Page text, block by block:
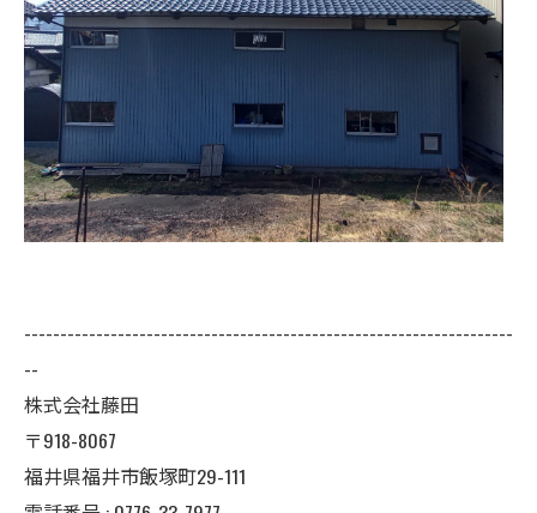
--------------------------------------------------------------------
--
株式会社藤田
〒918-8067
福井県福井市飯塚町29-111